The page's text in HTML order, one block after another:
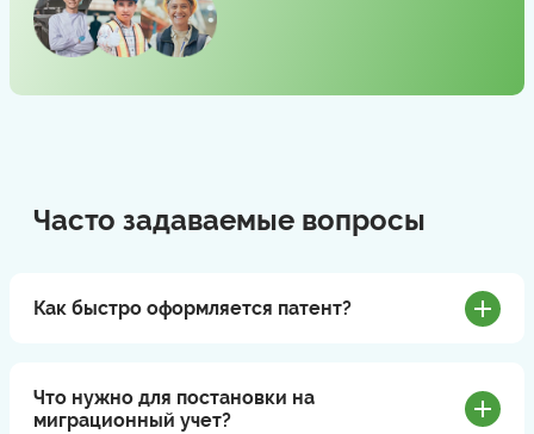
Часто задаваемые вопросы
Как быстро оформляется патент?
Что нужно для постановки на
миграционный учет?